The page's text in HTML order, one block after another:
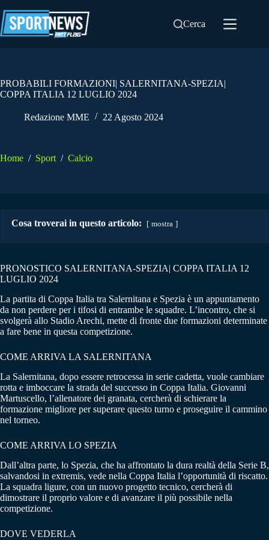
al
contenuto
Cerca
PROBABILI FORMAZIONI| SALERNITANA-SPEZIA|
COPPA ITALIA 12 LUGLIO 2024
Redazione MME 22 Agosto 2024
Home / Sport / Calcio
Cosa troverai in questo articolo: mostra
PRONOSTICO SALERNITANA-SPEZIA| COPPA ITALIA 12
LUGLIO 2024
La partita di Coppa Italia tra Salernitana e Spezia è un appuntamento
da non perdere per i tifosi di entrambe le squadre. L’incontro, che si
svolgerà allo Stadio Arechi, mette di fronte due formazioni determinate
a fare bene in questa competizione.
COME ARRIVA LA SALERNITANA
La Salernitana, dopo essere retrocessa in serie cadetta, vuole cambiare
rotta e imboccare la strada del successo in Coppa Italia. Giovanni
Martuscello, l’allenatore dei granata, cercherà di schierare la
formazione migliore per superare questo turno e proseguire il cammino
nel torneo.
COME ARRIVA LO SPEZIA
Dall’altra parte, lo Spezia, che ha affrontato la dura realtà della Serie B,
salvandosi in extremis, vede nella Coppa Italia l’opportunità di riscatto.
La squadra ligure, con un nuovo progetto tecnico, cercherà di
dimostrare il proprio valore e di avanzare il più possibile nella
competizione.
DOVE VEDERLA